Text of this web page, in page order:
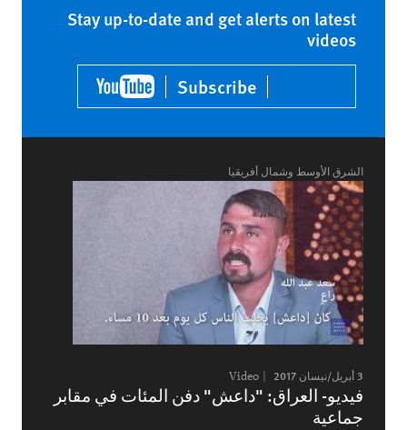
Stay up-to-date and get alerts on latest
videos
Subscribe
الشرق الأوسط وشمال أفريقيا
3 أبريل/نيسان 2017 Video
فيديو- العراق: "داعش" دفن المئات في مقابر
جماعية